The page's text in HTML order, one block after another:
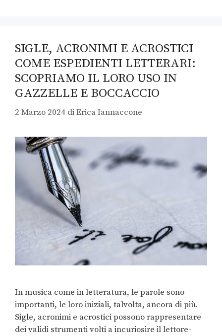
SIGLE, ACRONIMI E ACROSTICI
COME ESPEDIENTI LETTERARI:
SCOPRIAMO IL LORO USO IN
GAZZELLE E BOCCACCIO
2 Marzo 2024 diErica Iannaccone
In musica come in letteratura, le parole sono
importanti, le loro iniziali, talvolta, ancora di più.
Sigle, acronimi e acrostici possono rappresentare
dei validi strumenti volti a incuriosire il lettore-